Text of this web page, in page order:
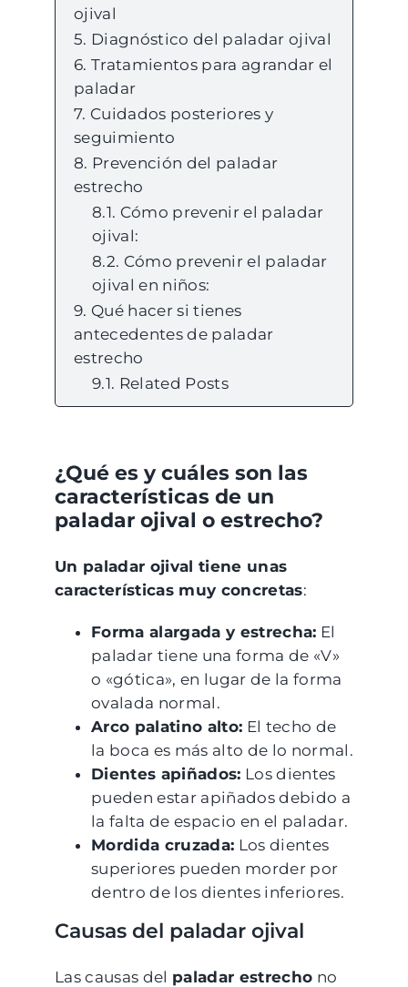
ojival
Diagnóstico del paladar ojival
Tratamientos para agrandar el
paladar
Cuidados posteriores y
seguimiento
Prevención del paladar
estrecho
Cómo prevenir el paladar
ojival:
Cómo prevenir el paladar
ojival en niños:
Qué hacer si tienes
antecedentes de paladar
estrecho
Related Posts
¿Qué es y cuáles son las
características de un
paladar ojival o estrecho?
Un paladar ojival tiene unas
características muy concretas:
Forma alargada y estrecha: El
paladar tiene una forma de «V»
o «gótica», en lugar de la forma
ovalada normal.
Arco palatino alto: El techo de
la boca es más alto de lo normal.
Dientes apiñados: Los dientes
pueden estar apiñados debido a
la falta de espacio en el paladar.
Mordida cruzada: Los dientes
superiores pueden morder por
dentro de los dientes inferiores.
Causas del paladar ojival
Las causas del paladar estrecho no